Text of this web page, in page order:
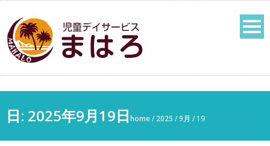
日: 2025年9月19日home/ 2025 /9月 / 19